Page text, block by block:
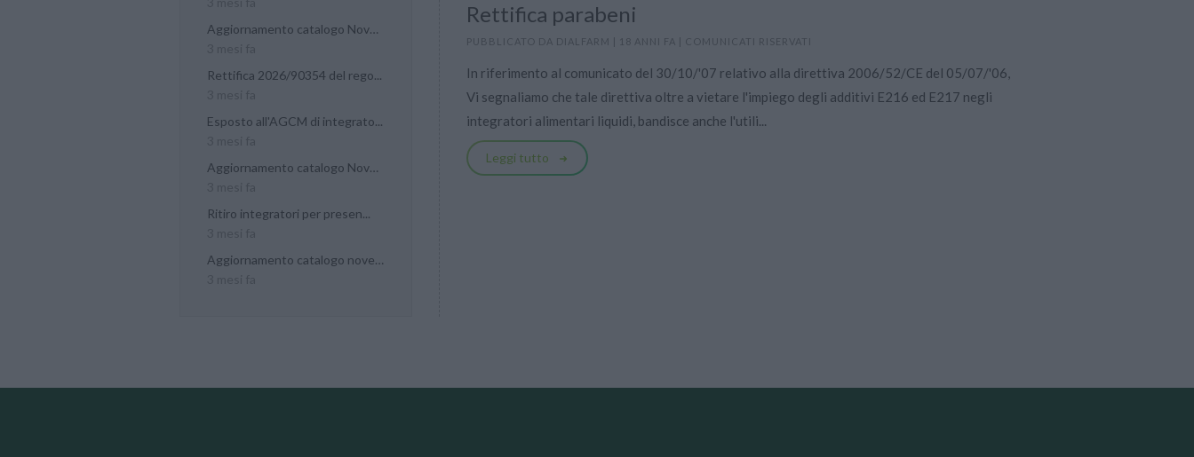
Aggiornamento catalogo Novel...
Rettifica 2026/90354 del rego...
Esposto all'AGCM di integrato...
Aggiornamento catalogo Novel...
Ritiro integratori per presen...
Aggiornamento catalogo novel...
Rettifica parabeni
PUBBLICATO DA DIALFARM | 18 ANNI FA | COMUNICATI RISERVATI
In riferimento al comunicato del 30/10/'07 relativo alla direttiva 2006/52/CE del 05/07/'06,
Vi segnaliamo che tale direttiva oltre a vietare l'impiego degli additivi E216 ed E217 negli
integratori alimentari liquidi, bandisce anche l'utili...
Leggi tutto